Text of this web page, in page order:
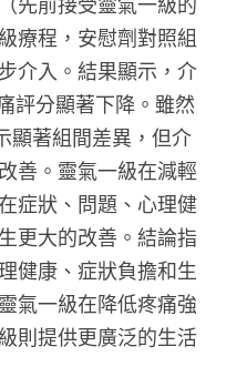
療程，安慰劑對照組
介入。結果顯示，介
評分顯著下降。雖然
顯著組間差異，但介
善。靈氣一級在減輕
症狀、問題、心理健
更大的改善。結論指
健康、症狀負擔和生
氣一級在降低疼痛強
則提供更廣泛的生活